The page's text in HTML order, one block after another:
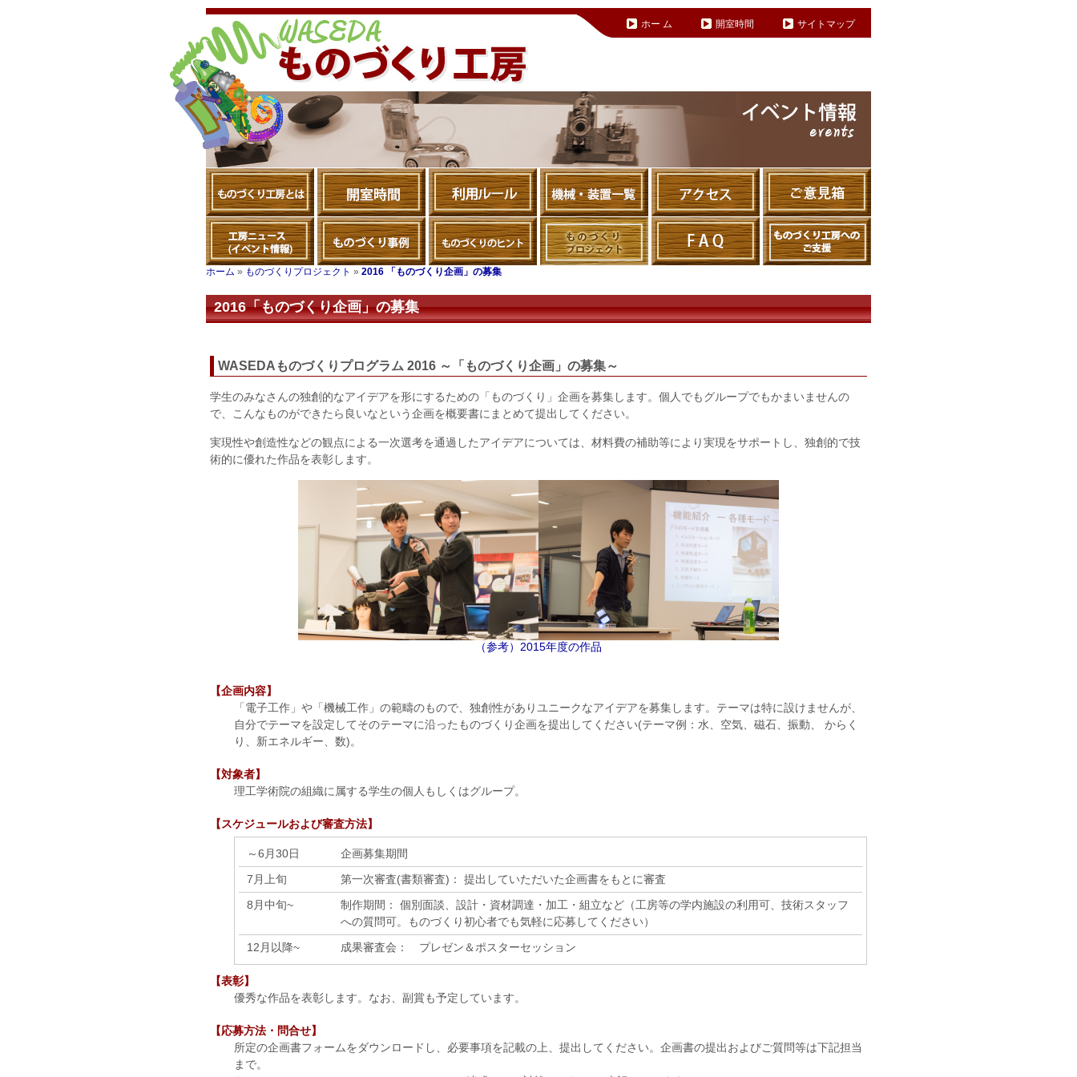
サイトマップ
開室時間
ホー ム
ホーム » ものづくりプロジェクト » 2016 「ものづくり企画」の募集
2016「ものづくり企画」の募集
WASEDAものづくりプログラム 2016 ～「ものづくり企画」の募集～
学生のみなさんの独創的なアイデアを形にするための「ものづくり」企画を募集します。個人でもグループでもかまいませんの
で、こんなものができたら良いなという企画を概要書にまとめて提出してください。
実現性や創造性などの観点による一次選考を通過したアイデアについては、材料費の補助等により実現をサポートし、独創的で技
術的に優れた作品を表彰します。
（参考）2015年度の作品
【企画内容】
「電子工作」や「機械工作」の範疇のもので、独創性がありユニークなアイデアを募集します。テーマは特に設けませんが、
自分でテーマを設定してそのテーマに沿ったものづくり企画を提出してください(テーマ例：水、空気、磁石、振動、 からく
り、新エネルギー、数)。
【対象者】
理工学術院の組織に属する学生の個人もしくはグループ。
【スケジュールおよび審査方法】
～6月30日
企画募集期間
7月上旬
第一次審査(書類審査)： 提出していただいた企画書をもとに審査
8月中旬~
制作期間： 個別面談、設計・資材調達・加工・組立など（工房等の学内施設の利用可、技術スタッフ
への質問可。ものづくり初心者でも気軽に応募してください）
12月以降~
成果審査会： プレゼン＆ポスターセッション
【表彰】
優秀な作品を表彰します。なお、副賞も予定しています。
【応募方法・問合せ】
所定の企画書フォームをダウンロードし、必要事項を記載の上、提出してください。企画書の提出およびご質問等は下記担当
まで。